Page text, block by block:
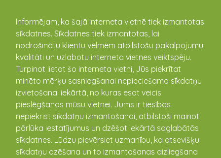
Informējam, ka šajā interneta vietnē tiek izmantotas
sīkdatnes. Sīkdatnes tiek izmantotas, lai
nodrošinātu klientu vēlmēm atbilstošu pakalpojumu
kvalitāti un uzlabotu interneta vietnes veiktspēju.
Turpinot lietot šo interneta vietni, Jūs piekrītat
minēto mērķu sasniegšanai nepieciešamo sīkdatņu
izvietošanai iekārtā, no kuras esat veicis
pieslēgšanos mūsu vietnei. Jums ir tiesības
nepiekrist sīkdatņu izmantošanai, atbilstoši mainot
pārlūka iestatījumus un dzēšot iekārtā saglabātās
sīkdatnes. Lūdzu pievērsiet uzmanību, ka atsevišķu
sīkdatņu dzēšana un to izmantošanas aizliegšana
kandava.lv
PASĀKUMU
KALENDĀRS